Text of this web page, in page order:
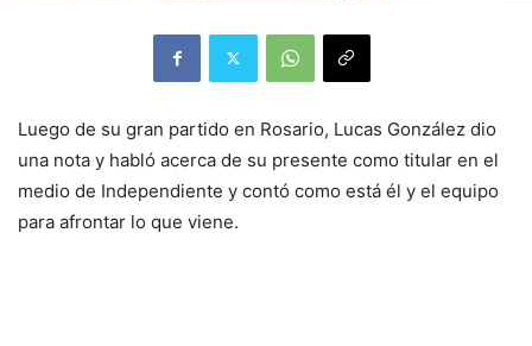
Luego de su gran partido en Rosario, Lucas González dio
una nota y habló acerca de su presente como titular en el
medio de Independiente y contó como está él y el equipo
para afrontar lo que viene.